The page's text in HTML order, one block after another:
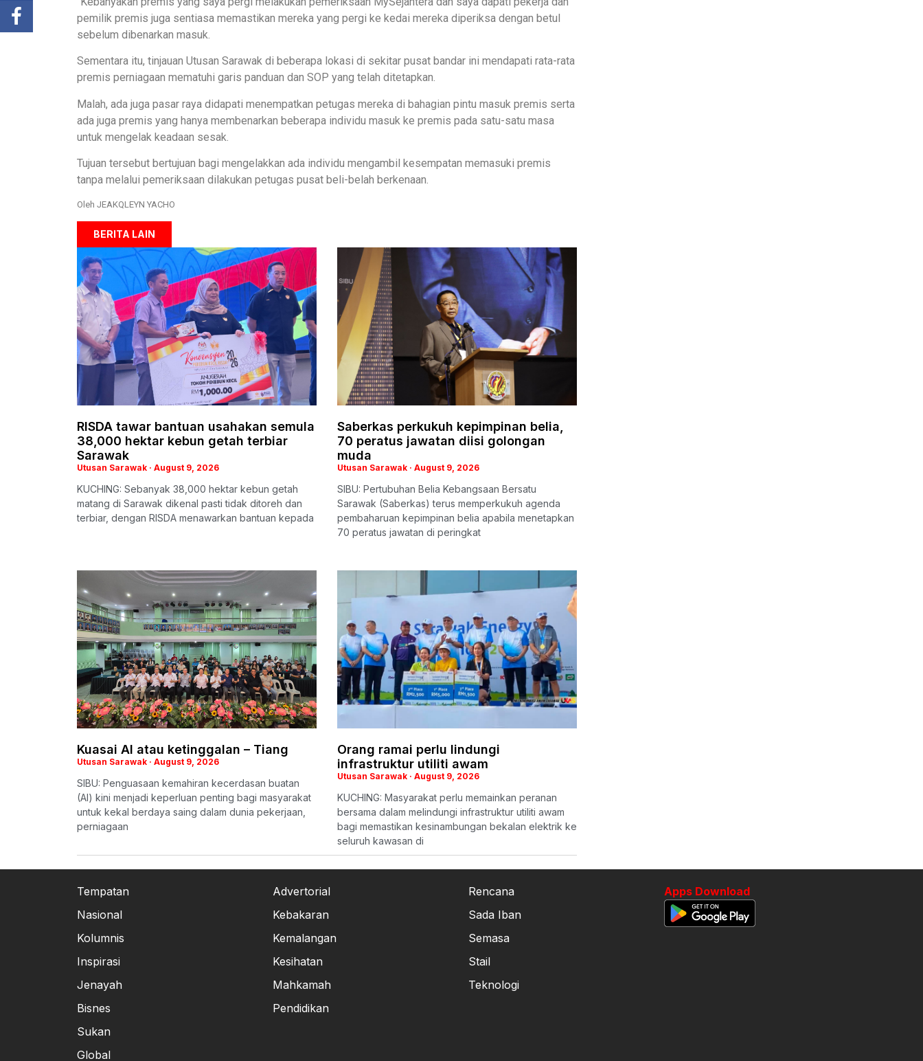
pemilik premis juga sentiasa memastikan mereka yang pergi ke kedai mereka diperiksa dengan betul
sebelum dibenarkan masuk.
Sementara itu, tinjauan Utusan Sarawak di beberapa lokasi di sekitar pusat bandar ini mendapati rata-rata
premis perniagaan mematuhi garis panduan dan SOP yang telah ditetapkan.
Malah, ada juga pasar raya didapati menempatkan petugas mereka di bahagian pintu masuk premis serta
ada juga premis yang hanya membenarkan beberapa individu masuk ke premis pada satu-satu masa
untuk mengelak keadaan sesak.
Tujuan tersebut bertujuan bagi mengelakkan ada individu mengambil kesempatan memasuki premis
tanpa melalui pemeriksaan dilakukan petugas pusat beli-belah berkenaan.
Oleh JEAKQLEYN YACHO
BERITA LAIN
RISDA tawar bantuan usahakan semula
38,000 hektar kebun getah terbiar
Sarawak
Utusan Sarawak August 9, 2026
KUCHING: Sebanyak 38,000 hektar kebun getah
matang di Sarawak dikenal pasti tidak ditoreh dan
terbiar, dengan RISDA menawarkan bantuan kepada
Saberkas perkukuh kepimpinan belia,
70 peratus jawatan diisi golongan
muda
Utusan Sarawak August 9, 2026
SIBU: Pertubuhan Belia Kebangsaan Bersatu
Sarawak (Saberkas) terus memperkukuh agenda
pembaharuan kepimpinan belia apabila menetapkan
70 peratus jawatan di peringkat
Kuasai AI atau ketinggalan – Tiang
Utusan Sarawak August 9, 2026
SIBU: Penguasaan kemahiran kecerdasan buatan
(AI) kini menjadi keperluan penting bagi masyarakat
untuk kekal berdaya saing dalam dunia pekerjaan,
perniagaan
Orang ramai perlu lindungi
infrastruktur utiliti awam
Utusan Sarawak August 9, 2026
KUCHING: Masyarakat perlu memainkan peranan
bersama dalam melindungi infrastruktur utiliti awam
bagi memastikan kesinambungan bekalan elektrik ke
seluruh kawasan di
Tempatan
Nasional
Kolumnis
Inspirasi
Jenayah
Bisnes
Sukan
Global
Advertorial
Kebakaran
Kemalangan
Kesihatan
Mahkamah
Pendidikan
Rencana
Sada Iban
Semasa
Stail
Teknologi
Apps Download